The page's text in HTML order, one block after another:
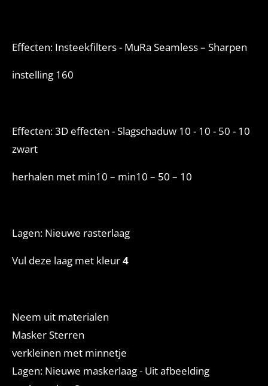
Effecten: Insteekfilters - MuRa Seamless – Sharpen
instelling 160
Effecten: 3D effecten - Slagschaduw 10 - 10 - 50 - 10
zwart
herhalen met min10 – min10 – 50 – 10
Lagen: Nieuwe rasterlaag
Vul deze laag met kleur4
Neem uit materialen
Masker Sterren
verkleinen met minnetje
Lagen: Nieuwe maskerlaag - Uit afbeelding